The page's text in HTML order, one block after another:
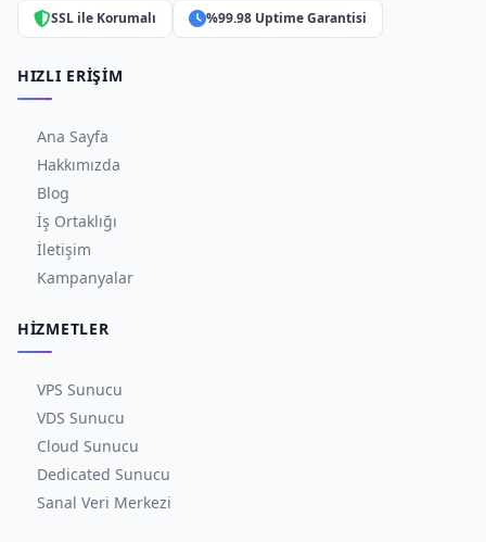
SSL ile Korumalı %99.98 Uptime Garantisi
HIZLI ERIŞIM
Ana Sayfa
Hakkımızda
Blog
İş Ortaklığı
İletişim
Kampanyalar
HIZMETLER
VPS Sunucu
VDS Sunucu
Cloud Sunucu
Dedicated Sunucu
Sanal Veri Merkezi